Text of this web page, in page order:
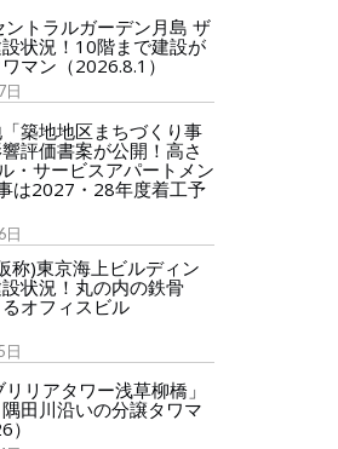
トラルガーデン月島 ザ
状況！10階まで建設が
マン（2026.8.1）
日
築地地区まちづくり事
評価書案が公開！高さ
・サービスアパートメン
は2027・28年度着工予
日
称)東京海上ビルディン
状況！丸の内の鉄骨
オフィスビル
日
リアタワー浅草柳橋」
田川沿いの分譲タワマ